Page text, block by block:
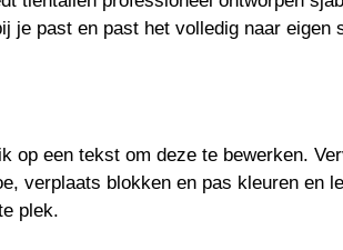
past en past het volledig naar eigen
op een tekst om deze te bewerken.
verplaats blokken en pas kleuren en
plek.